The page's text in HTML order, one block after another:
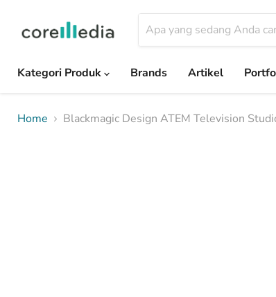
Kategori Produk
Brands Artikel
Home Blackmagic Design ATEM Television